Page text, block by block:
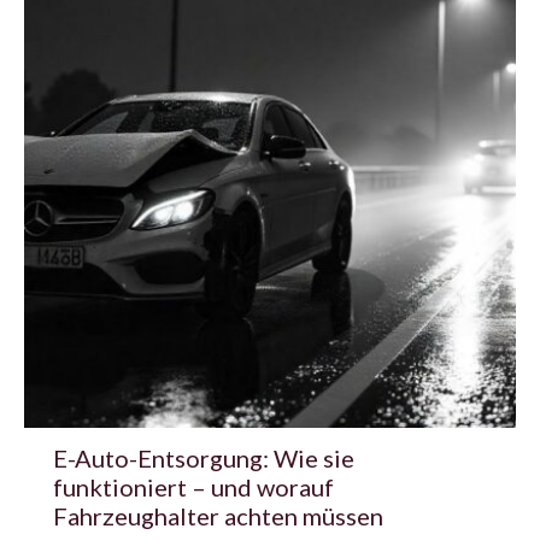
E-Auto-Entsorgung: Wie sie
funktioniert – und worauf
Fahrzeughalter achten müssen